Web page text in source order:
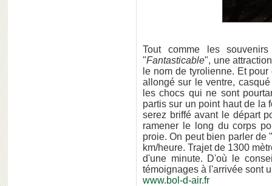
Tout comme les
"Fantasticable", une
le nom de tyrolienne. Et
allongé sur le ventre,
les chocs qui ne sont
partis sur un point haut de la
serez briffé avant le départ
ramener le long du corps
proie. On peut bien parler de
km/heure. Trajet de 1300
d'une minute. D'où le
témoignages à l'arrivée sont
www.bol-d-air.fr